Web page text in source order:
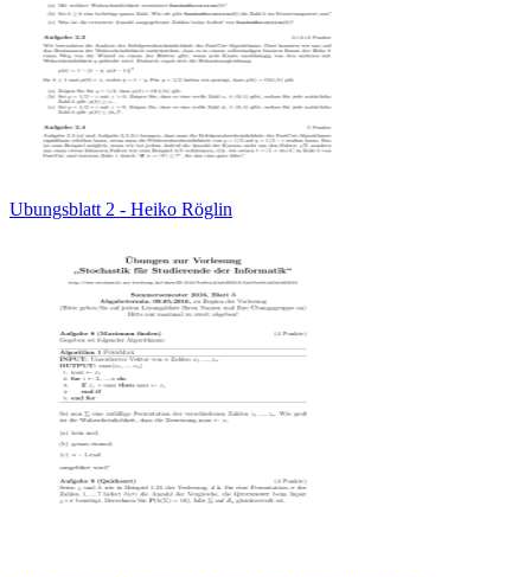
Ubungsblatt 2 - Heiko Röglin